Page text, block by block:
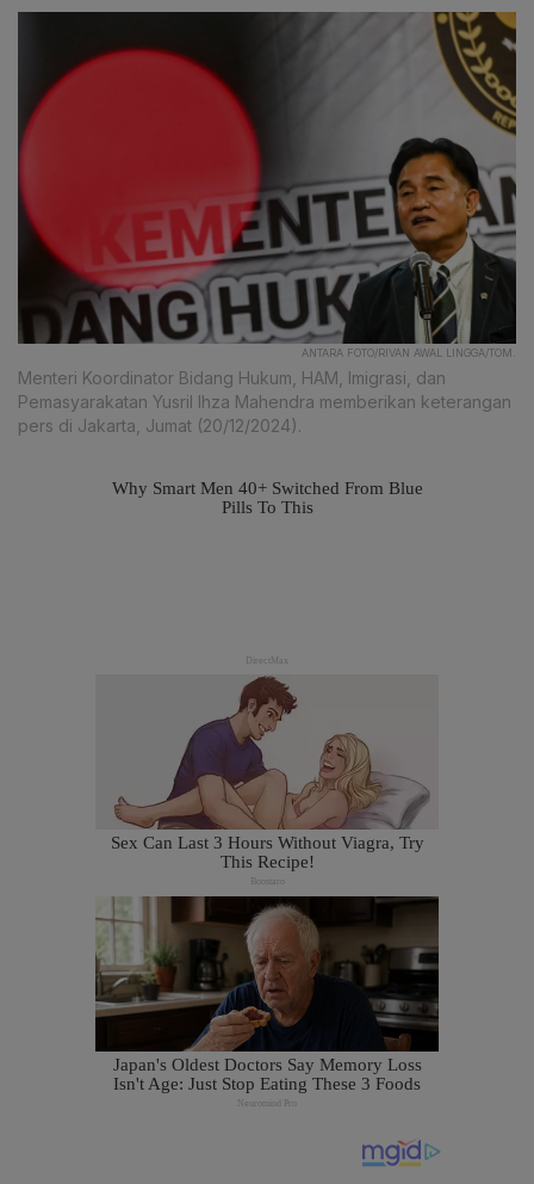
ANTARA FOTO/RIVAN AWAL LINGGA/TOM.
Menteri Koordinator Bidang Hukum, HAM, Imigrasi, dan
Pemasyarakatan Yusril Ihza Mahendra memberikan keterangan
pers di Jakarta, Jumat (20/12/2024).